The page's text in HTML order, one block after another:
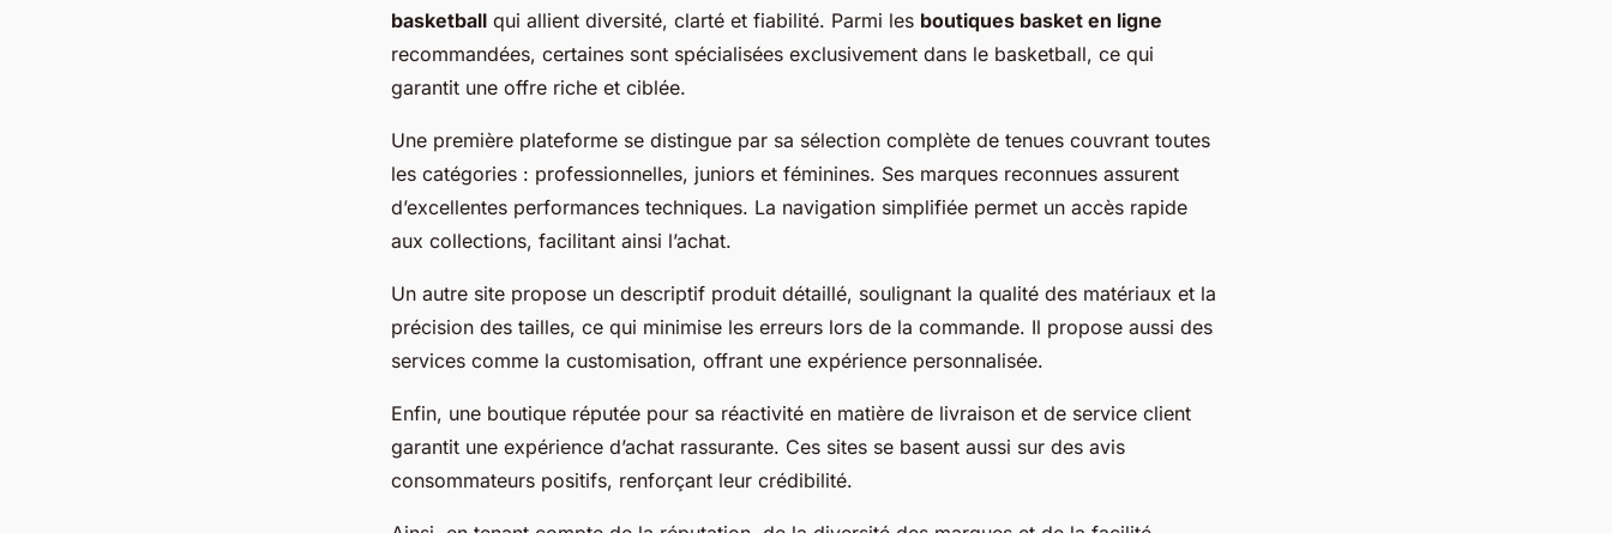
basketball qui allient diversité, clarté et fiabilité. Parmi les boutiques basket en ligne
recommandées, certaines sont spécialisées exclusivement dans le basketball, ce qui
garantit une offre riche et ciblée.
Une première plateforme se distingue par sa sélection complète de tenues couvrant toutes
les catégories : professionnelles, juniors et féminines. Ses marques reconnues assurent
d’excellentes performances techniques. La navigation simplifiée permet un accès rapide
aux collections, facilitant ainsi l’achat.
Un autre site propose un descriptif produit détaillé, soulignant la qualité des matériaux et la
précision des tailles, ce qui minimise les erreurs lors de la commande. Il propose aussi des
services comme la customisation, offrant une expérience personnalisée.
Enfin, une boutique réputée pour sa réactivité en matière de livraison et de service client
garantit une expérience d’achat rassurante. Ces sites se basent aussi sur des avis
consommateurs positifs, renforçant leur crédibilité.